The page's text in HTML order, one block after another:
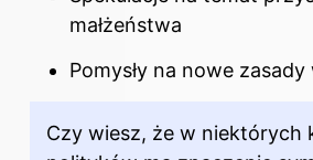
małżeństwa
Pomysły na nowe
Czy wiesz, że w niektórych